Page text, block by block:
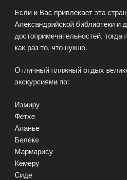
Если и Вас привлекает эта
Александрийской библиотеки и
достопримечательностей, тогда
как раз то, что нужно.
Отличный пляжный отдых
экскурсиями по:
Измиру
Фетхе
Аланье
Белеке
Мармарису
Кемеру
Сиде